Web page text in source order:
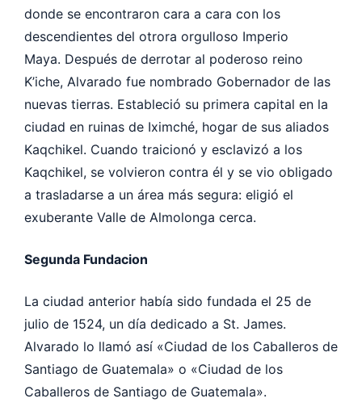
donde se encontraron cara a cara con los
descendientes del otrora orgulloso Imperio
Maya. Después de derrotar al poderoso reino
K’iche, Alvarado fue nombrado Gobernador de las
nuevas tierras. Estableció su primera capital en la
ciudad en ruinas de Iximché, hogar de sus aliados
Kaqchikel. Cuando traicionó y esclavizó a los
Kaqchikel, se volvieron contra él y se vio obligado
a trasladarse a un área más segura: eligió el
exuberante Valle de Almolonga cerca.
Segunda Fundacion
La ciudad anterior había sido fundada el 25 de
julio de 1524, un día dedicado a St. James.
Alvarado lo llamó así «Ciudad de los Caballeros de
Santiago de Guatemala» o «Ciudad de los
Caballeros de Santiago de Guatemala».